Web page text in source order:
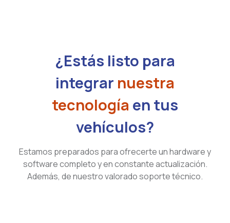
¿Estás listo para
integrar nuestra
tecnología en tus
vehículos?
Estamos preparados para ofrecerte un hardware y
software completo y en constante actualización.
Además, de nuestro valorado soporte técnico.